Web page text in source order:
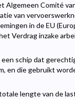
Algemeen Comité
van
in de EU
Verdrag inzake
schip dat
en die gebruikt
lengte van de